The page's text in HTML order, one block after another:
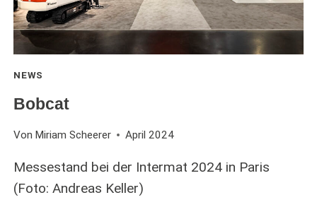
NEWS
Bobcat
Von Miriam Scheerer April 2024
Messestand bei der Intermat 2024 in Paris
(Foto: Andreas Keller)